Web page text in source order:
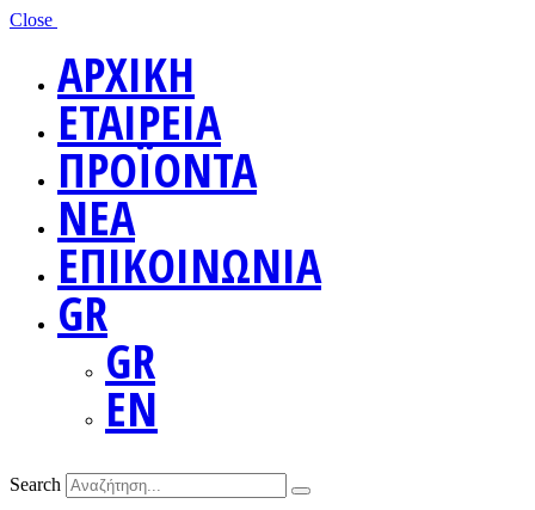
Close
ΑΡΧΙΚΗ
ΕΤΑΙΡΕΙΑ
ΠΡΟΪΟΝΤΑ
ΝΕΑ
ΕΠΙΚΟΙΝΩΝΙΑ
GR
GR
EN
Search